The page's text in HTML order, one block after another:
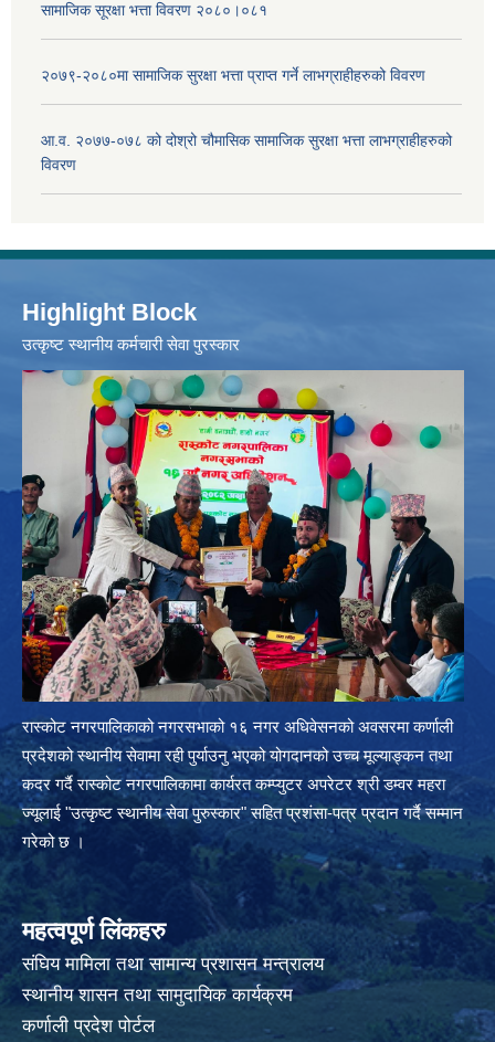
सामाजिक सूरक्षा भत्ता विवरण २०८०।०८१
२०७९-२०८०मा सामाजिक सुरक्षा भत्ता प्राप्त गर्ने लाभग्राहीहरुको विवरण
आ.व. २०७७-०७८ को दोश्रो चौमासिक सामाजिक सुरक्षा भत्ता लाभग्राहीहरुको
विवरण
Highlight Block
उत्‍कृष्ट स्थानीय कर्मचारी सेवा पुरस्कार
रास्कोट नगरपालिकाको नगरसभाको १६ नगर अधिवेसनको अवसरमा कर्णाली
प्रदेशको स्थानीय सेवामा रही पुर्याउनु भएको योगदानको उच्च मूल्याङ्कन तथा
कदर गर्दै रास्कोट नगरपालिकामा कार्यरत कम्प्युटर अपरेटर श्री डम्वर महरा
ज्यूलाई "उत्कृष्ट स्थानीय सेवा पुरुस्कार" सहित प्रशंसा-पत्र प्रदान गर्दै सम्मान
गरेको छ ।
महत्वपूर्ण लिंकहरु
संघिय मामिला तथा सामान्य प्रशासन मन्त्रालय
स्थानीय शासन तथा सामुदायिक कार्यक्रम
कर्णाली प्रदेश पोर्टल